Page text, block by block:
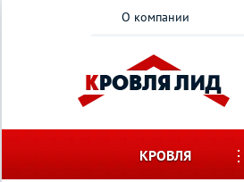
О компании
КРОВЛЯ